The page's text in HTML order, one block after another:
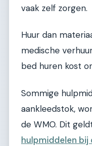
vaak zelf zorgen.
Huur dan
medische
bed huren kost
Sommige
aankleedstok,
de WMO. Dit
hulpmiddelen bij